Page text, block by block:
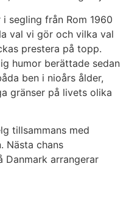
segling från Rom 1960
val vi gör och vilka val
prestera på topp.
humor berättade sedan
ben i nioårs ålder,
gränser på livets olika
tillsammans med
Nästa chans
Danmark arrangerar